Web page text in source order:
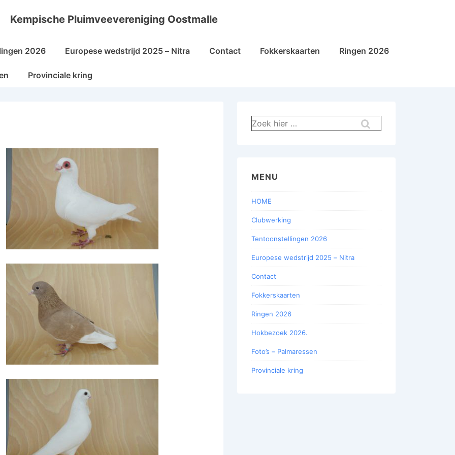
Kempische Pluimveevereniging Oostmalle
2026 Europese wedstrijd 2025 – Nitra Contact Fokkerskaarten Ringen 2026
Provinciale kring
Zoek
naar:
MENU
HOME
Clubwerking
Tentoonstellingen 2026
Europese wedstrijd 2025 – Nitra
Contact
Fokkerskaarten
Ringen 2026
Hokbezoek 2026.
Foto’s – Palmaressen
Provinciale kring